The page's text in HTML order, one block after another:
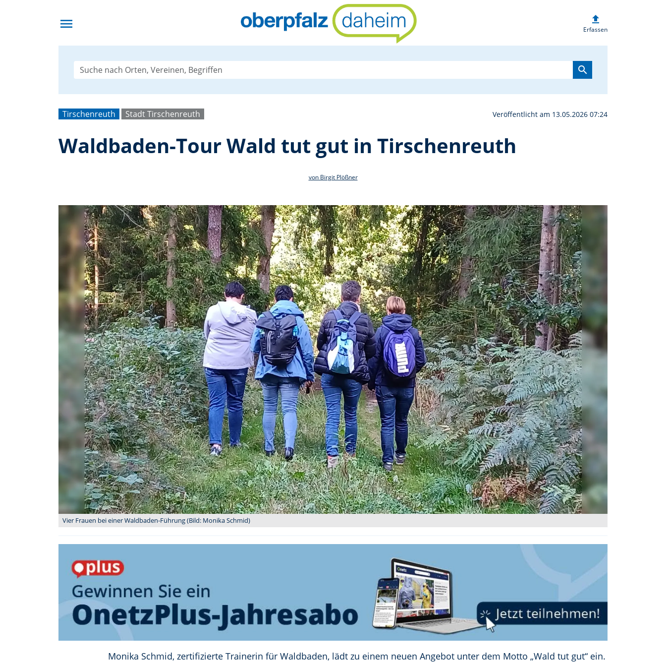
menu Waldbaden-Tour Wald tut gut in
upload
Erfassen
search
Tirschenreuth Stadt Tirschenreuth Veröffentlicht am 13.05.2026 07:24
Waldbaden-Tour Wald tut gut in Tirschenreuth
von Birgit Plößner
Vier Frauen bei einer Waldbaden-Führung (Bild: Monika Schmid)
Monika Schmid, zertifizierte Trainerin für Waldbaden, lädt zu einem neuen Angebot unter dem Motto „Wald tut gut“ ein.